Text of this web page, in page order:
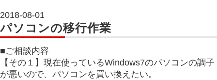
2018-08-01
パソコンの移行作業
■ご相談内容
【その１】現在使っているWindows7のパソコンの調子
が悪いので、パソコンを買い換えたい。